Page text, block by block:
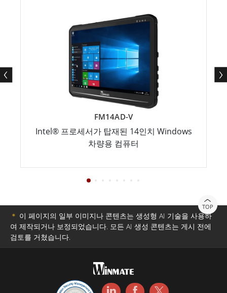
FM14AD-V
Intel® 프로세서가 탑재된 14인치 Windows
차량용 컴퓨터
TOP
＊ 이 페이지의 일부 이미지나 콘텐츠는 생성형 AI 기술을 사용하
여 제작되거나 보정되었습니다. 모든 AI 생성 콘텐츠는 게시 전에
검토를 거쳤습니다.